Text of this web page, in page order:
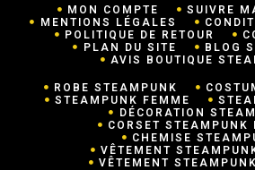
MON COMPTE SUIVRE
MENTIONS LÉGALES
POLITIQUE DE RETOUR
PLAN DU SITE BLOG
AVIS BOUTIQUE
ROBE STEAMPUNK
STEAMPUNK FEMME
DÉCORATION
CORSET STEAMPUNK
CHEMISE
VÊTEMENT
VÊTEMENT